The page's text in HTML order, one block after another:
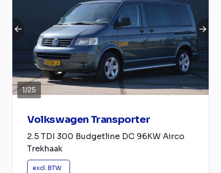
1/25
Volkswagen Transporter
2.5 TDI 300 Budgetline DC 96KW Airco
Trekhaak
excl. BTW